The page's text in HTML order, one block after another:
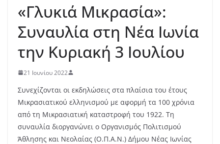
«Γλυκιά Μικρασία»:
Συναυλία στη Νέα Ιωνία
την Κυριακή 3 Ιουλίου
21 Ιουνίου 2022
Συνεχίζονται οι εκδηλώσεις στα πλαίσια του έτους
Μικρασιατικού ελληνισμού με αφορμή τα 100 χρόνια
από τη Μικρασιατική καταστροφή του 1922. Τη
συναυλία διοργανώνει ο Οργανισμός Πολιτισμού
Άθλησης και Νεολαίας (Ο.Π.Α.Ν.) Δήμου Νέας Ιωνίας